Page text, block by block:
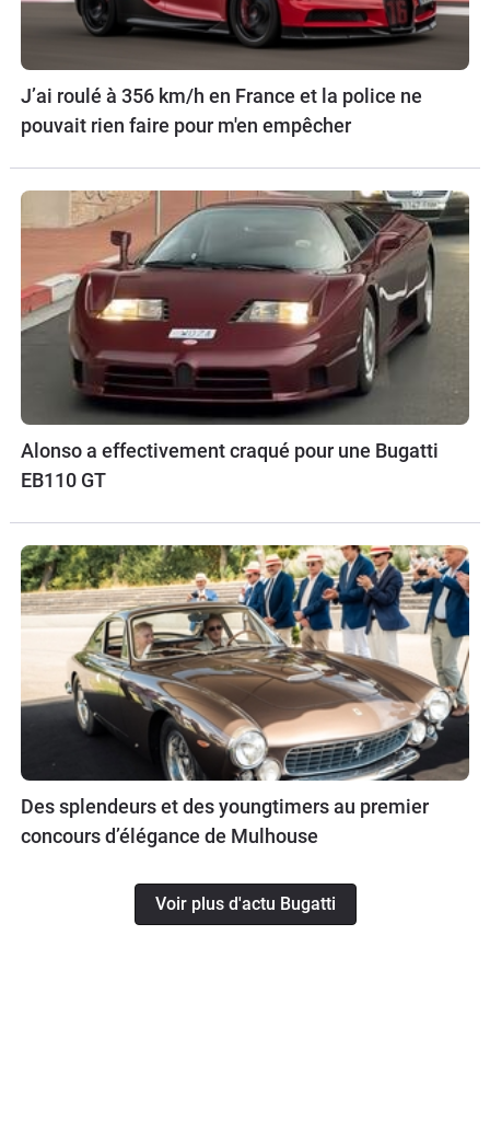
J’ai roulé à 356 km/h en France et la police ne
pouvait rien faire pour m'en empêcher
Alonso a effectivement craqué pour une Bugatti
EB110 GT
Des splendeurs et des youngtimers au premier
concours d’élégance de Mulhouse
Voir plus d'actu Bugatti